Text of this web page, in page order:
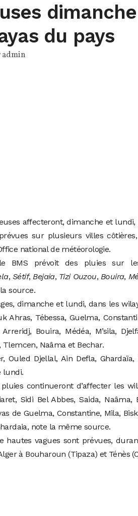
du pays
admin
affecteront, dimanche et
sur plusieurs villes
national de météorologie.
BMS prévoit des pluies sur
, Sétif, Bejaia, Tizi Ouzou, Bouira,
source.
dimanche et lundi, dans les
Ahras, Tébessa, Guelma,
Bouira, Médéa, M’sila,
Tlemcen, Naâma et Bechar.
Ouled Djellal, Ain Defla,
lundi.
continueront d’affecter les
Sidi Bel Abbes, Saida, Naâma,
de Guelma, Constantine, Mila,
note la même source.
hautes vagues sont prévues,
à Bouharoun (Tipaza) et Ténès